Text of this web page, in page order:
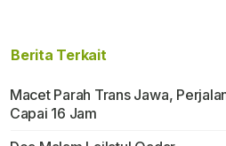
Berita Terkait
Macet Parah Trans Jawa,
Capai 16 Jam